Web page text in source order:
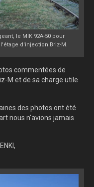
le MIK 92A-50 pour
d'injection Briz-M.
commentées de
M et de sa charge utile
des photos ont été
nous n'avions jamais